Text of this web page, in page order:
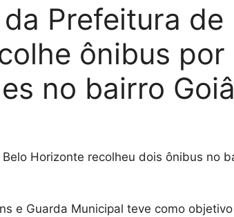
Prefeitura de
ônibus por
no bairro
Horizonte recolheu dois ônibus no
e Guarda Municipal teve como